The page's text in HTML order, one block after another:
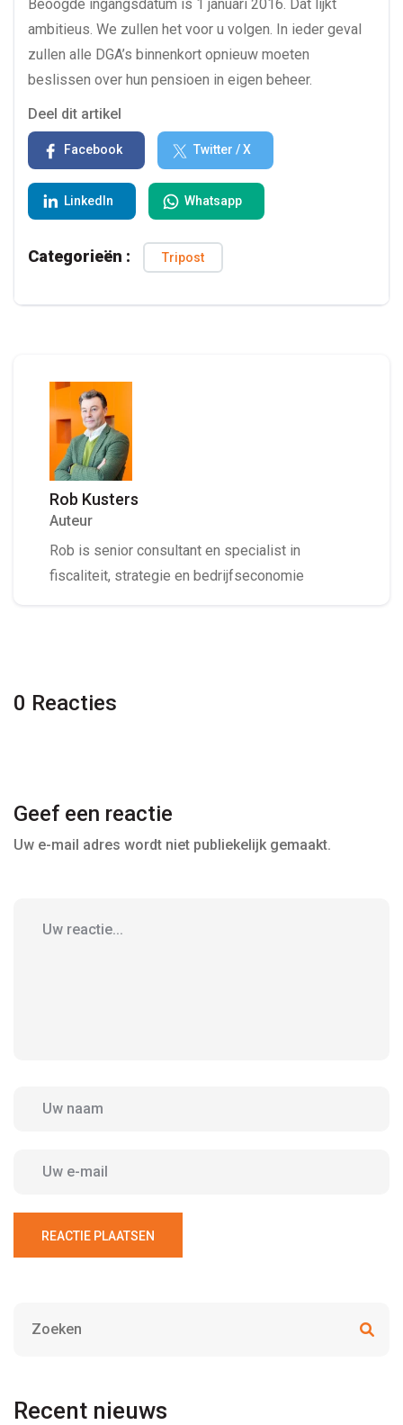
Beoogde ingangsdatum is 1 januari 2016. Dat lijkt
ambitieus. We zullen het voor u volgen. In ieder geval
zullen alle DGA’s binnenkort opnieuw moeten
beslissen over hun pensioen in eigen beheer.
Deel dit artikel
Facebook Twitter / X
LinkedIn Whatsapp
Categorieën : Tripost
Rob Kusters
Auteur
Rob is senior consultant en specialist in
fiscaliteit, strategie en bedrijfseconomie
0 Reacties
Geef een reactie
Uw e-mail adres wordt niet publiekelijk gemaakt.
REACTIE PLAATSEN
Recent nieuws